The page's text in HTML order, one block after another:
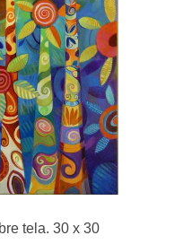
tela. 30 x 30